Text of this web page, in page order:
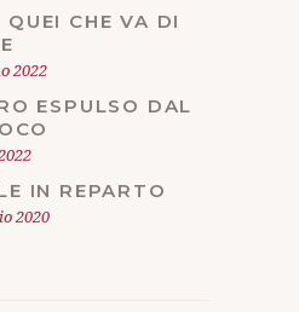
QUEI CHE VA DI
2022
ESPULSO DAL
IN REPARTO
2020